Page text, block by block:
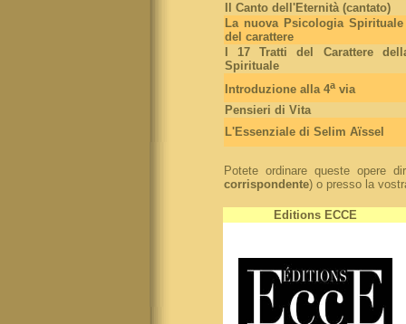
Il Canto dell'Eternità (cantato)
La nuova Psicologia
del carattere
I 17 Tratti del Carattere
Spirituale
Introduzione alla 4a via
Pensieri di Vita
L'Essenziale di Selim Aïssel
Potete ordinare queste opere
corrispondente) o presso la
Editions ECCE